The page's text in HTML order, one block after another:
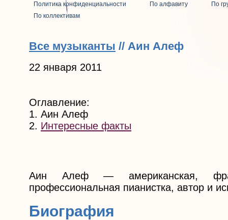
Политика конфиденциальности По алфавиту
По
По коллективам
Все музыканты // Аин Алеф
22 января 2011
Оглавление:
1. Аин Алеф
2. Интересные факты
Аин Алеф — американская,
профессиональная пианистка, автор и
Биография